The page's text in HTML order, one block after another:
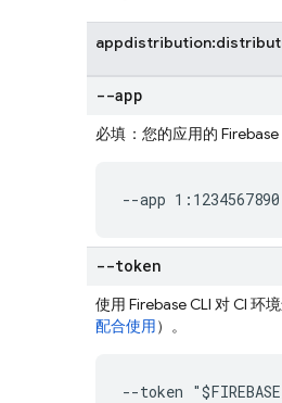
--app
必填 ：您的应用的
--app
--token
使用 FirebaseCLI 对 CI 环
配合使用）。
--token